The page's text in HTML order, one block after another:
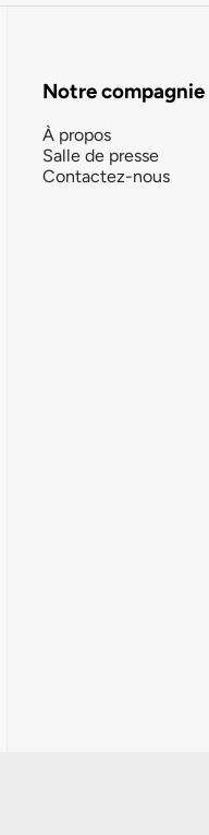
Notre compagnie
À propos
Salle de presse
Contactez-nous